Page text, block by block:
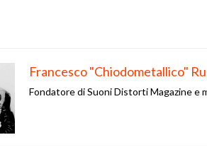
Francesco "Chiodometallico"
Fondatore di Suoni Distorti Magazine e